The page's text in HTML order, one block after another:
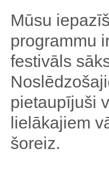
Mūsu
programmu
festivāls
pietaupījuši
lielākajiem
šoreiz.